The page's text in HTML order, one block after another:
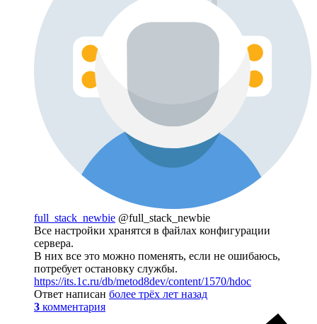
full_stack_newbie @full_stack_newbie
Все настройки хранятся в файлах конфигурации
сервера.
В них все это можно поменять, если не ошибаюсь,
потребует остановку службы.
https://its.1c.ru/db/metod8dev/content/1570/hdoc
Ответ написан более трёх лет назад
3 комментария